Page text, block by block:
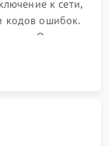
к сети,
кодов ошибок.
Оценка
без